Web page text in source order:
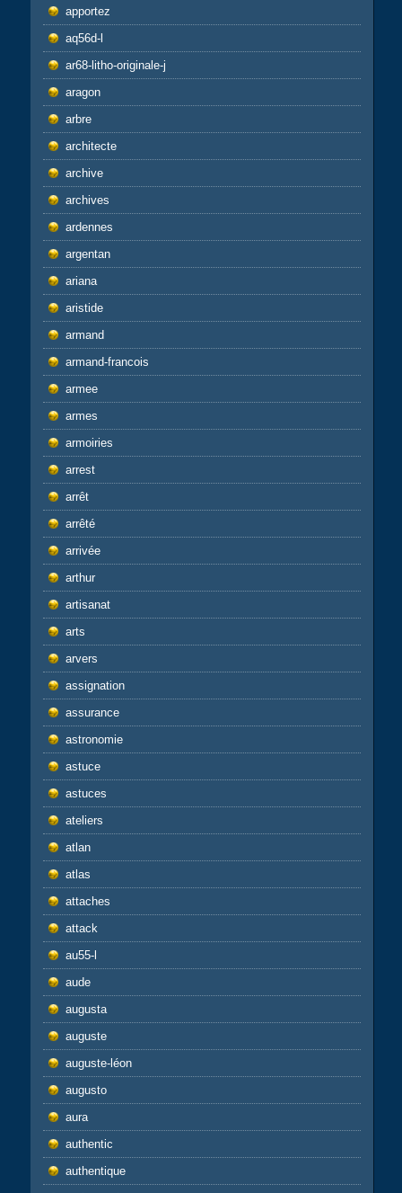
apportez
aq56d-l
ar68-litho-originale-j
aragon
arbre
architecte
archive
archives
ardennes
argentan
ariana
aristide
armand
armand-francois
armee
armes
armoiries
arrest
arrêt
arrêté
arrivée
arthur
artisanat
arts
arvers
assignation
assurance
astronomie
astuce
astuces
ateliers
atlan
atlas
attaches
attack
au55-l
aude
augusta
auguste
auguste-léon
augusto
aura
authentic
authentique